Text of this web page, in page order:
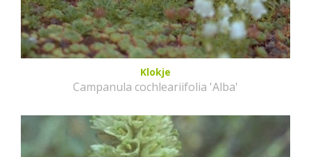
Klokje
Campanula cochleariifolia 'Alba'